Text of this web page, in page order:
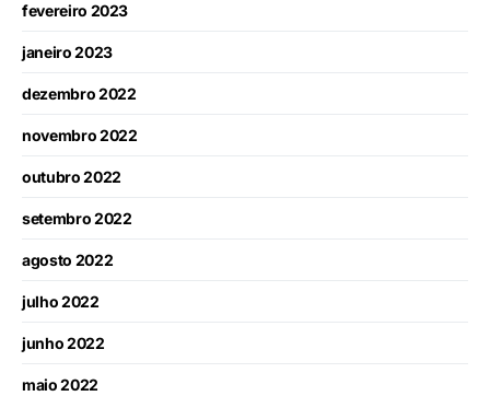
fevereiro 2023
janeiro 2023
dezembro 2022
novembro 2022
outubro 2022
setembro 2022
agosto 2022
julho 2022
junho 2022
maio 2022